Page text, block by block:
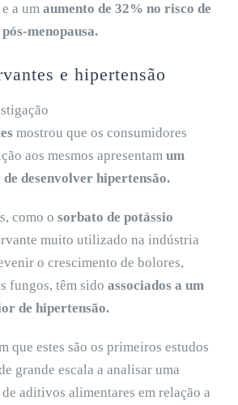
e a um aumento de 32% no risco de
menopausa.
e hipertensão
mostrou que os consumidores
aos mesmos apresentam um
desenvolver hipertensão.
como o sorbato de potássio
muito utilizado na indústria
o crescimento de bolores,
fungos, têm sido associados a um
de hipertensão.
que estes são os primeiros estudos
grande escala a analisar uma
aditivos alimentares em relação a